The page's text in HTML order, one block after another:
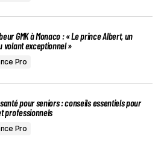
GMK à Monaco : « Le prince Albert, un
volant exceptionnel »
Pro
pour seniors : conseils essentiels pour
professionnels
Pro